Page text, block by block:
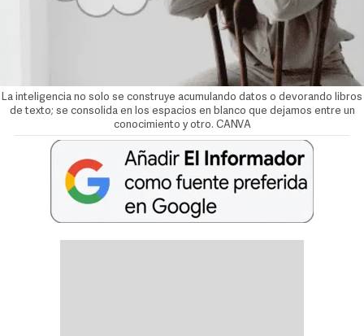
La inteligencia no solo se construye acumulando datos o devorando libros
de texto; se consolida en los espacios en blanco que dejamos entre un
conocimiento y otro. CANVA